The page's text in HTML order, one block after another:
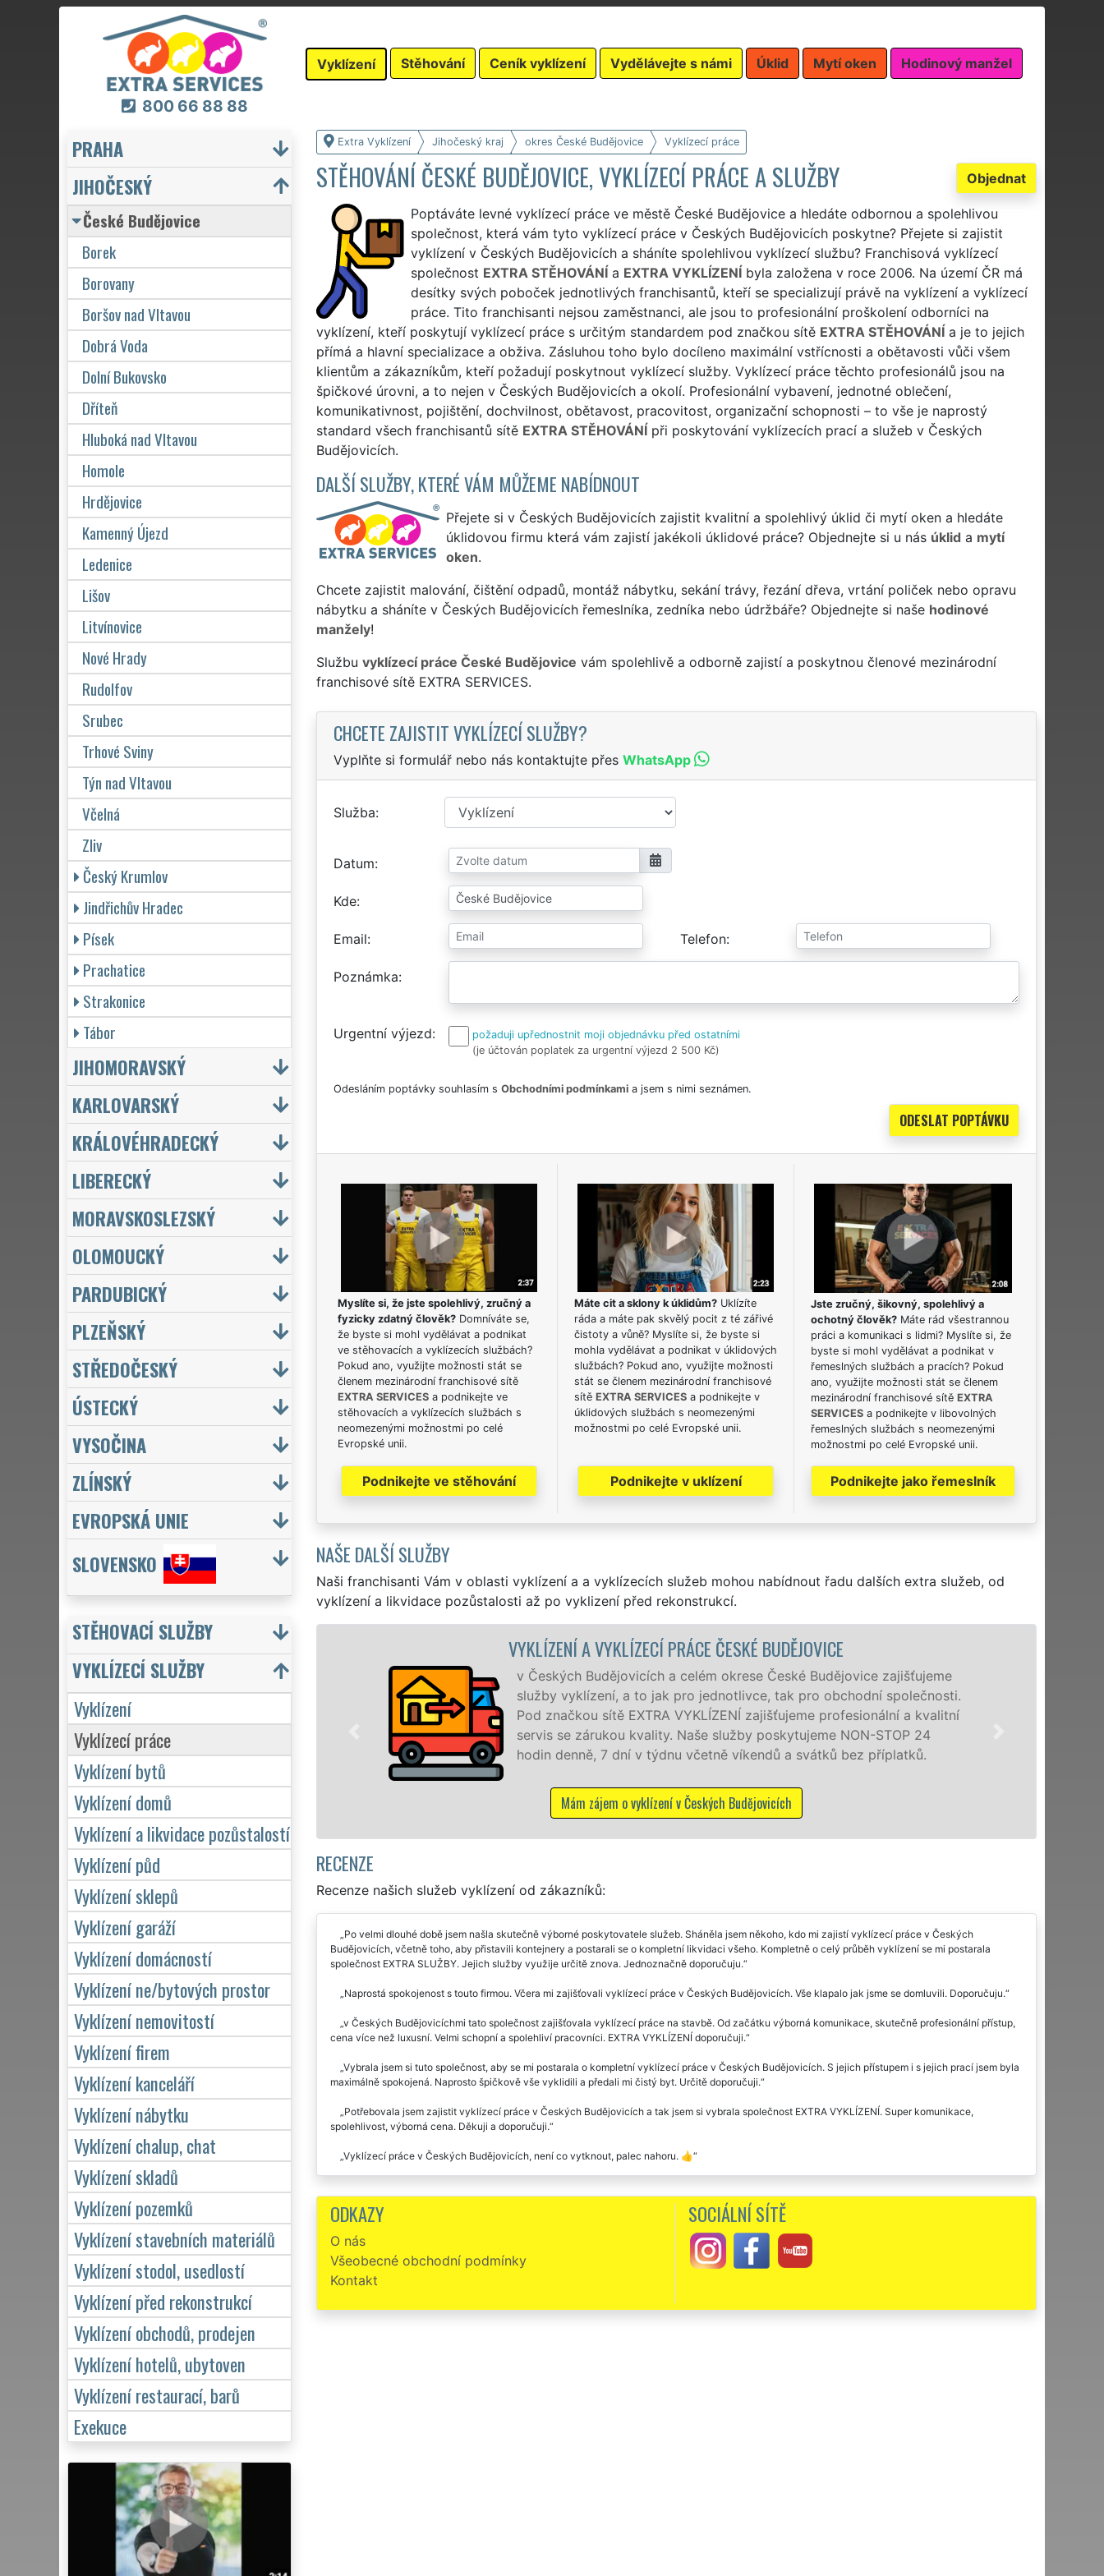
800 66 88 88
Vyklízení Stěhování Ceník vyklízení Vydělávejte s námi Úklid Mytí oken Hodinový manžel
Extra Vyklízení Jihočeský kraj okres České Budějovice Vyklízecí práce
Objednat
STĚHOVÁNÍ ČESKÉ BUDĚJOVICE, VYKLÍZECÍ PRÁCE A SLUŽBY
Poptáváte levné vyklízecí práce ve městě České Budějovice a hledáte odbornou a spolehlivou
společnost, která vám tyto vyklízecí práce v Českých Budějovicích poskytne? Přejete si zajistit
vyklízení v Českých Budějovicích a sháníte spolehlivou vyklízecí službu? Franchisová vyklízecí
společnost EXTRA STĚHOVÁNÍa EXTRA VYKLÍZENÍbyla založena v roce 2006. Na území ČR má
desítky svých poboček jednotlivých franchisantů, kteří se specializují právě na vyklízení a vyklízecí
práce. Tito franchisanti nejsou zaměstnanci, ale jsou to profesionální proškolení odborníci na
vyklízení, kteří poskytují vyklízecí práce s určitým standardem pod značkou sítě EXTRA STĚHOVÁNÍa je to jejich
přímá a hlavní specializace a obživa. Zásluhou toho bylo docíleno maximální vstřícnosti a obětavosti vůči všem
klientům a zákazníkům, kteří požadují poskytnout vyklízecí služby. Vyklízecí práce těchto profesionálů jsou na
špičkové úrovni, a to nejen v Českých Budějovicích a okolí. Profesionální vybavení, jednotné oblečení,
komunikativnost, pojištění, dochvilnost, obětavost, pracovitost, organizační schopnosti – to vše je naprostý
standard všech franchisantů sítě EXTRA STĚHOVÁNÍpři poskytování vyklízecích prací a služeb v Českých
Budějovicích.
DALŠÍ SLUŽBY, KTERÉ VÁM MŮŽEME NABÍDNOUT
Přejete si v Českých Budějovicích zajistit kvalitní a spolehlivý úklid či mytí oken a hledáte
úklidovou firmu která vám zajistí jakékoli úklidové práce? Objednejte si u nás úklid a mytí
oken.
Chcete zajistit malování, čištění odpadů, montáž nábytku, sekání trávy, řezání dřeva, vrtání poliček nebo opravu
nábytku a sháníte v Českých Budějovicích řemeslníka, zedníka nebo údržbáře? Objednejte si naše hodinové
manžely!
Službu vyklízecí práce České Budějovice vám spolehlivě a odborně zajistí a poskytnou členové mezinárodní
franchisové sítě EXTRA SERVICES.
CHCETE ZAJISTIT VYKLÍZECÍ SLUŽBY?
Vyplňte si formulář nebo nás kontaktujte přes WhatsApp
Služba
Datum
Kde
Email Telefon
Poznámka
Urgentní výjezd
požaduji upřednostnit moji objednávku před ostatními
(je účtován poplatek za urgentní výjezd 2 500 Kč)
Odesláním poptávky souhlasím s Obchodními podmínkamia jsem s nimi seznámen.
Myslíte si, že jste spolehlivý, zručný a
fyzicky zdatný člověk?Domníváte se,
že byste si mohl vydělávat a podnikat
ve stěhovacích a vyklízecích službách?
Pokud ano, využijte možnosti stát se
členem mezinárodní franchisové sítě
EXTRA SERVICESa podnikejte ve
stěhovacích a vyklízecích službách s
neomezenými možnostmi po celé
Evropské unii.
Podnikejte ve stěhování
Máte cit a sklony k úklidům?Uklízíte
ráda a máte pak skvělý pocit z té zářivé
čistoty a vůně? Myslíte si, že byste si
mohla vydělávat a podnikat v úklidových
službách? Pokud ano, využijte možnosti
stát se členem mezinárodní franchisové
sítě EXTRA SERVICESa podnikejte v
úklidových službách s neomezenými
možnostmi po celé Evropské unii.
Podnikejte v uklízení
Jste zručný, šikovný, spolehlivý a
ochotný člověk? Máte rád všestrannou
práci a komunikaci s lidmi? Myslíte si, že
byste si mohl vydělávat a podnikat v
řemeslných službách a pracích? Pokud
ano, využijte možnosti stát se členem
mezinárodní franchisové sítě EXTRA
SERVICES a podnikejte v libovolných
řemeslných službách s neomezenými
možnostmi po celé Evropské unii.
Podnikejte jako řemeslník
NAŠE DALŠÍ SLUŽBY
Naši franchisanti Vám v oblasti vyklízení a a vyklízecích služeb mohou nabídnout řadu dalších extra služeb, od
vyklízení a likvidace pozůstalosti až po vyklizení před rekonstrukcí.
VYKLÍZENÍ A VYKLÍZECÍ PRÁCE ČESKÉ BUDĚJOVICE
v Českých Budějovicích a celém okrese České Budějovice zajišťujeme
služby vyklízení, a to jak pro jednotlivce, tak pro obchodní společnosti.
Pod značkou sítě EXTRA VYKLÍZENÍ zajišťujeme profesionální a kvalitní
servis se zárukou kvality. Naše služby poskytujeme NON-STOP 24
hodin denně, 7 dní v týdnu včetně víkendů a svátků bez příplatků.
Mám zájem o vyklízení v Českých Budějovicích
RECENZE
Recenze našich služeb vyklízení od zákazníků:
Po velmi dlouhé době jsem našla skutečně výborné poskytovatele služeb. Sháněla jsem někoho, kdo mi zajistí vyklízecí práce v Českých
Budějovicích, včetně toho, aby přistavili kontejnery a postarali se o kompletní likvidaci všeho. Kompletně o celý průběh vyklízení se mi postarala
společnost EXTRA SLUŽBY. Jejich služby využije určitě znova. Jednoznačně doporučuju.
Naprostá spokojenost s touto firmou. Včera mi zajišťovali vyklízecí práce v Českých Budějovicích. Vše klapalo jak jsme se domluvili. Doporučuju.
v Českých Budějovicíchmi tato společnost zajišťovala vyklízecí práce na stavbě. Od začátku výborná komunikace, skutečně profesionální přístup,
cena více než luxusní. Velmi schopní a spolehliví pracovníci. EXTRA VYKLÍZENÍ doporučuji.
Vybrala jsem si tuto společnost, aby se mi postarala o kompletní vyklízecí práce v Českých Budějovicích. S jejich přístupem i s jejich prací jsem byla
maximálně spokojená. Naprosto špičkově vše vyklidili a předali mi čistý byt. Určitě doporučuji.
Potřebovala jsem zajistit vyklízecí práce v Českých Budějovicích a tak jsem si vybrala společnost EXTRA VYKLÍZENÍ. Super komunikace,
spolehlivost, výborná cena. Děkuji a doporučuji.
Vyklízecí práce v Českých Budějovicích, není co vytknout, palec nahoru. 👍
velmi příjemně oslovil. Rozhodně doporučuji velmi kvalitní práce této firmy. Pokud budu ještě někdy potřebovat zajistit vyklízecí práce, stoprocentně se
na vás obrátím.
ODKAZY
O nás
Všeobecné obchodní podmínky
Kontakt
SOCIÁLNÍ SÍTĚ
PRAHA
JIHOČESKÝ
České Budějovice
Borek
Borovany
Boršov nad Vltavou
Dobrá Voda
Dolní Bukovsko
Dříteň
Hluboká nad Vltavou
Homole
Hrdějovice
Kamenný Újezd
Ledenice
Lišov
Litvínovice
Nové Hrady
Rudolfov
Srubec
Trhové Sviny
Týn nad Vltavou
Včelná
Zliv
Český Krumlov
Jindřichův Hradec
Písek
Prachatice
Strakonice
Tábor
JIHOMORAVSKÝ
KARLOVARSKÝ
KRÁLOVÉHRADECKÝ
LIBERECKÝ
MORAVSKOSLEZSKÝ
OLOMOUCKÝ
PARDUBICKÝ
PLZEŇSKÝ
STŘEDOČESKÝ
ÚSTECKÝ
VYSOČINA
ZLÍNSKÝ
EVROPSKÁ UNIE
SLOVENSKO
STĚHOVACÍ SLUŽBY
VYKLÍZECÍ SLUŽBY
Vyklízení
Vyklízecí práce
Vyklízení bytů
Vyklízení domů
Vyklízení a likvidace pozůstalostí
Vyklízení půd
Vyklízení sklepů
Vyklízení garáží
Vyklízení domácností
Vyklízení ne/bytových prostor
Vyklízení nemovitostí
Vyklízení firem
Vyklízení kanceláří
Vyklízení nábytku
Vyklízení chalup, chat
Vyklízení skladů
Vyklízení pozemků
Vyklízení stavebních materiálů
Vyklízení stodol, usedlostí
Vyklízení před rekonstrukcí
Vyklízení obchodů, prodejen
Vyklízení hotelů, ubytoven
Vyklízení restaurací, barů
Exekuce